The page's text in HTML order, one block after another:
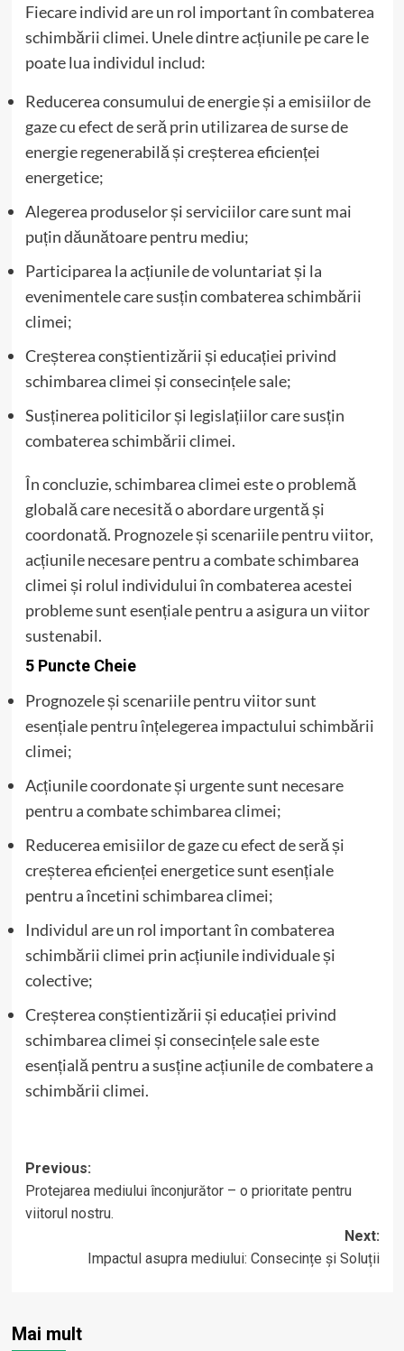
Fiecare individ are un rol important în combaterea
schimbării climei. Unele dintre acțiunile pe care le
poate lua individul includ:
Reducerea consumului de energie și a emisiilor de
gaze cu efect de seră prin utilizarea de surse de
energie regenerabilă și creșterea eficienței
energetice;
Alegerea produselor și serviciilor care sunt mai
puțin dăunătoare pentru mediu;
Participarea la acțiunile de voluntariat și la
evenimentele care susțin combaterea schimbării
climei;
Creșterea conștientizării și educației privind
schimbarea climei și consecințele sale;
Susținerea politicilor și legislațiilor care susțin
combaterea schimbării climei.
În concluzie, schimbarea climei este o problemă
globală care necesită o abordare urgentă și
coordonată. Prognozele și scenariile pentru viitor,
acțiunile necesare pentru a combate schimbarea
climei și rolul individului în combaterea acestei
probleme sunt esențiale pentru a asigura un viitor
sustenabil.
5 Puncte Cheie
Prognozele și scenariile pentru viitor sunt
esențiale pentru înțelegerea impactului schimbării
climei;
Acțiunile coordonate și urgente sunt necesare
pentru a combate schimbarea climei;
Reducerea emisiilor de gaze cu efect de seră și
creșterea eficienței energetice sunt esențiale
pentru a încetini schimbarea climei;
Individul are un rol important în combaterea
schimbării climei prin acțiunile individuale și
colective;
Creșterea conștientizării și educației privind
schimbarea climei și consecințele sale este
esențială pentru a susține acțiunile de combatere a
schimbării climei.
Post
navigation
Previous:
Protejarea mediului înconjurător – o prioritate pentru
viitorul nostru.
Next:
Impactul asupra mediului: Consecințe și Soluții
Mai mult